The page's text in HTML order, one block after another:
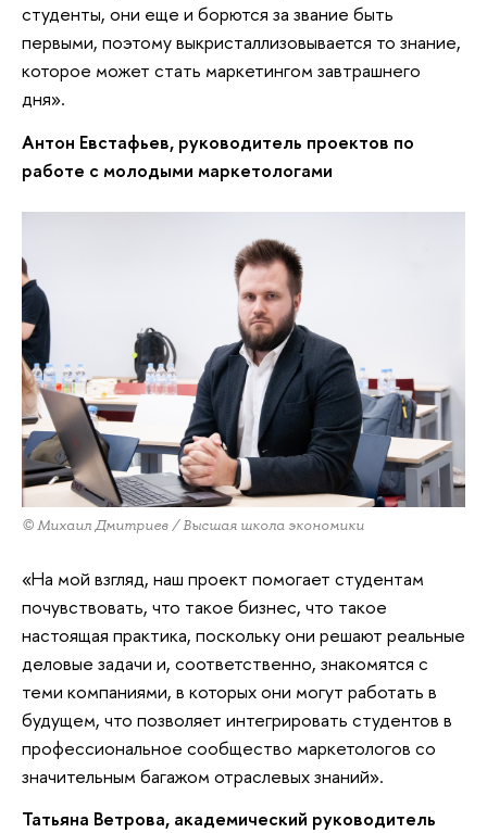
студенты, они еще и борются за звание быть
первыми, поэтому выкристаллизовывается то знание,
которое может стать маркетингом завтрашнего
дня».
Антон Евстафьев, руководитель проектов по
работе с молодыми маркетологами
© Михаил Дмитриев / Высшая школа экономики
«На мой взгляд, наш проект помогает студентам
почувствовать, что такое бизнес, что такое
настоящая практика, поскольку они решают реальные
деловые задачи и, соответственно, знакомятся с
теми компаниями, в которых они могут работать в
будущем, что позволяет интегрировать студентов в
профессиональное сообщество маркетологов со
значительным багажом отраслевых знаний».
Татьяна Ветрова, академический руководитель